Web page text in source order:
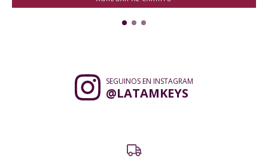
SEGUINOS EN INSTAGRAM
@LATAMKEYS